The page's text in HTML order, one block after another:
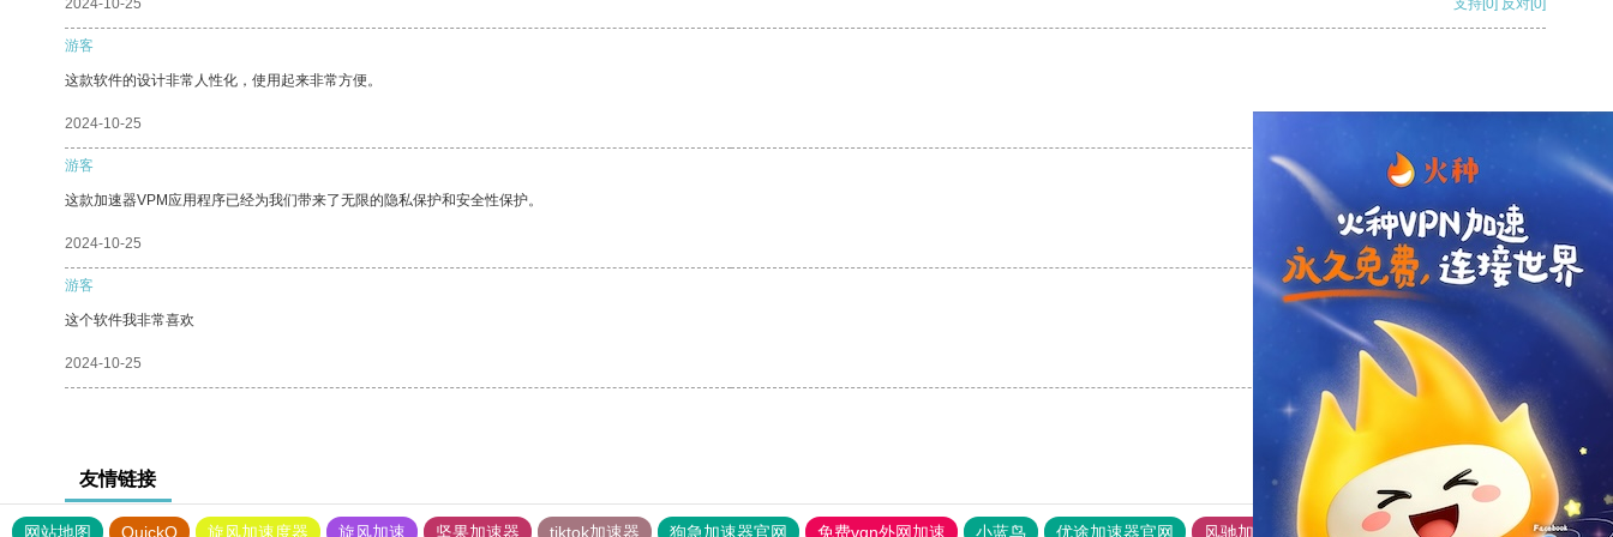
2024-10-25 支持[0] 反对[0]
游客
这款软件的设计非常人性化，使用起来非常方便。
2024-10-25
游客
这款加速器VPM应用程序已经为我们带来了无限的隐私保护和安全性保护。
2024-10-25 支持 [0] 反对 [0]
游客
这个软件我非常喜欢
2024-10-25 支持
友情链接
网站地图 QuickQ 旋风加速度器 旋风加速 坚果加速器 tiktok加速器 狗急加速器官网 免费vqn外网加速 小蓝鸟 优途加速器官网 风驰加速器 旋风加速器